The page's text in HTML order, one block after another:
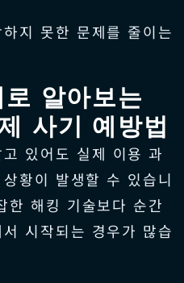
지 못한 문제를 줄이는
알아보는
사기 예방법
있어도 실제 이용 과
황이 발생할 수 있습니
한 해킹 기술보다 순간
시작되는 경우가 많습